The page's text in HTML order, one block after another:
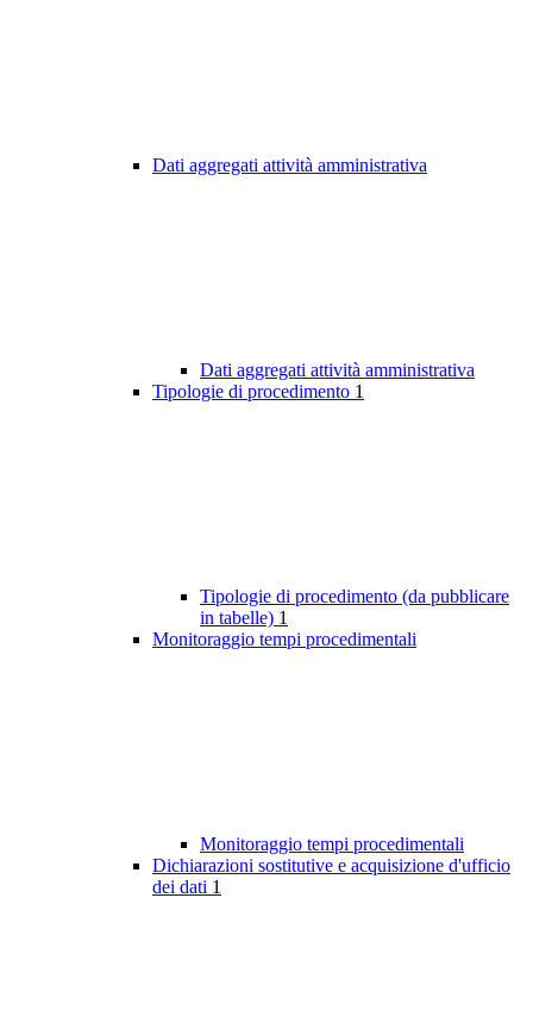
Dati aggregati attività amministrativa
Dati aggregati attività amministrativa
Tipologie di procedimento 1
Tipologie di procedimento (da pubblicare
in tabelle) 1
Monitoraggio tempi procedimentali
Monitoraggio tempi procedimentali
Dichiarazioni sostitutive e acquisizione d'ufficio
dei dati 1